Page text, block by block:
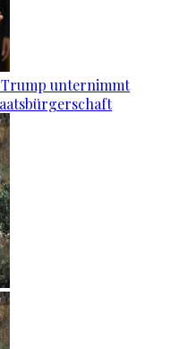
Trump unternimmt